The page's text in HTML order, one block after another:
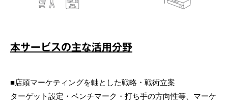
本サービスの主な活用分野
■店頭マーケティングを軸とした戦略・戦術立案
ターゲット設定・ベンチマーク・打ち手の方向性等、マーケ